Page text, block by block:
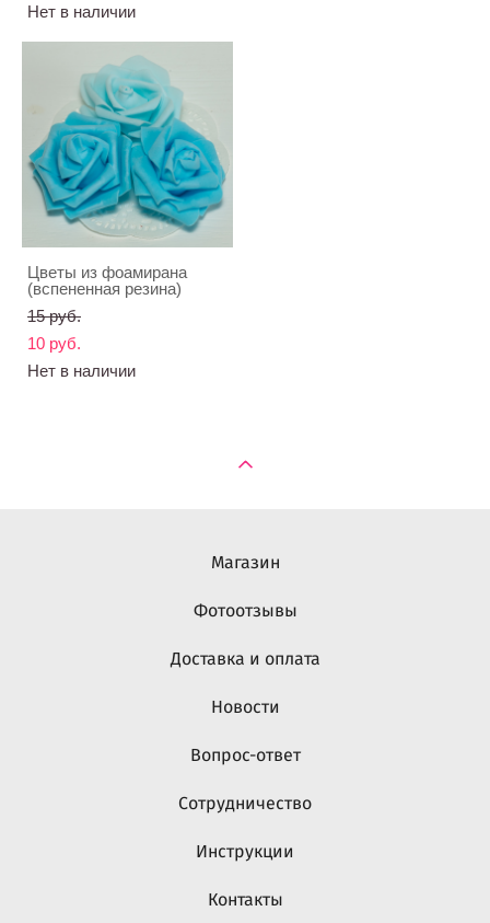
Нет в наличии
Цветы из фоамирана
(вспененная резина)
15 pуб.
10 pуб.
Нет в наличии
Магазин
Фотоотзывы
Доставка и оплата
Новости
Вопрос-ответ
Сотрудничество
Инструкции
Контакты